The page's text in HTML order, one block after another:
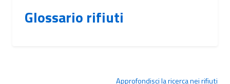
Glossario rifiuti
Approfondisci la ricerca nei rifiuti